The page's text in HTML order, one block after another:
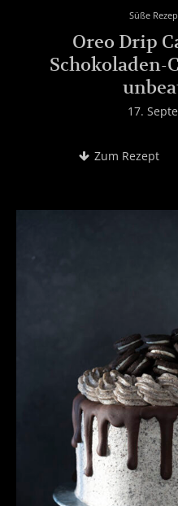
Süße
Oreo Drip
Schokoladen-
17.
Zum Rezept